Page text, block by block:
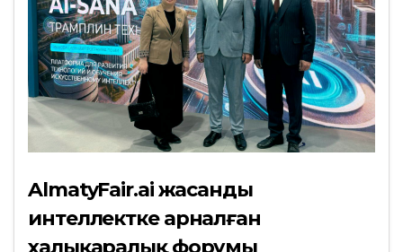
AlmatyFair.ai жасанды
интеллектке арналған
халықаралық форумы